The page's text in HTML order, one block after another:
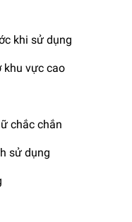
khi sử dụng
khu vực cao
chắc chắn
sử dụng